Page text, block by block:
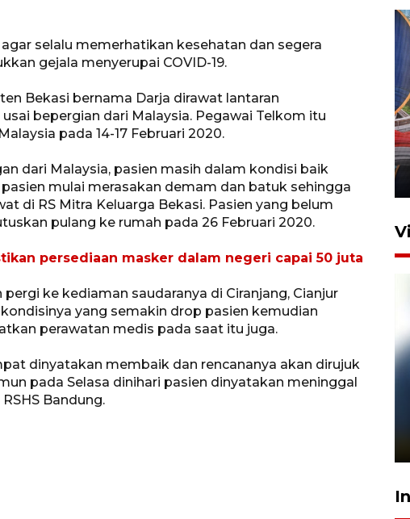
selalu memerhatikan kesehatan dan segera
gejala menyerupai COVID-19.
Bekasi bernama Darja dirawat lantaran
bepergian dari Malaysia. Pegawai Telkom itu
pada 14-17 Februari 2020.
dari Malaysia, pasien masih dalam kondisi baik
mulai merasakan demam dan batuk sehingga
di RS Mitra Keluarga Bekasi. Pasien yang belum
pulang ke rumah pada 26 Februari 2020.
persediaan masker dalam negeri capai 50 juta
ke kediaman saudaranya di Ciranjang, Cianjur
yang semakin drop pasien kemudian
perawatan medis pada saat itu juga.
dinyatakan membaik dan rencananya akan dirujuk
pada Selasa dinihari pasien dinyatakan meninggal
Bandung.
Komisi V DPR tinjau
perlintasan sebidang di
12 Juni 2026 18:49